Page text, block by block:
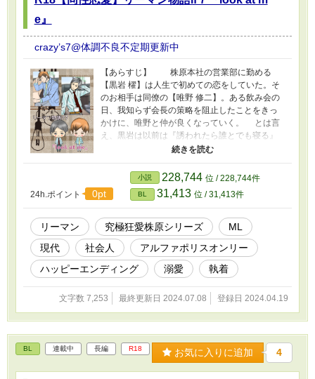
e』
crazy’s7@体調不良不定期更新中
【あらすじ】 株原本社の営業部に勤める
【黒岩 櫂】は人生で初めての恋をしていた。そ
のお相手は同僚の【唯野 修二】。ある飲み会の
日、我知らず会長の策略を阻止したことをきっ
かけに、唯野と仲が良くなっていく。 とは言
え、黒岩は以前は『誘われたら誰とでも寝る』
ような倫理道徳観の崩壊した男だった。もちろ
ん唯野の周知も事実。 一方唯野はある噂を聞
いてから黒岩のことが気になり始め……。 ＊通
常ルートの場合、唯野は入社一年目にてある人
物に嵌められ婚姻を決意するがそれを回避した
場合のifルート。
24h.ポイント 0pt
小説 228,744 位 / 228,744件
BL 31,413 位 / 31,413件
リーマン 究極狂愛株原シリーズ
ML
現代
社会人
アルファポリスオンリー
ハッピーエンディング
溺愛 執着
文字数 7,253 最終更新日 2024.07.08 登録日 2024.04.19
BL 連載中 長編 R18 お気に入りに追加 4